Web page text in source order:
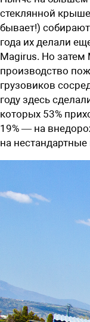
стеклянной
бывает!)
года их делали
Magirus. Но затем
производство
грузовиков
году здесь
которых 53%
19% — на
на